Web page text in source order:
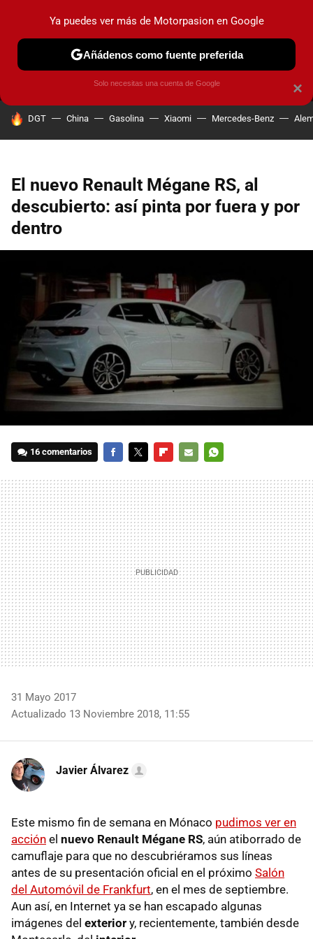
MENÚ NUEVO
COCHES ELÉCTRICOS OBSERVATORIO
HOY SE HABLA DE
DGT China Gasolina Xiaomi Mercedes-Benz
El nuevo Renault Mégane RS, al
descubierto: así pinta por fuera y por
dentro
16 comentarios
MAIL
31 Mayo 2017
Actualizado 13 Noviembre 2018, 11:55
Javier Álvarez
Este mismo fin de semana en Mónaco pudimos ver en
acción el nuevo Renault Mégane RS, aún atiborrado de
camuflaje para que no descubriéramos sus líneas
antes de su presentación oficial en el próximo Salón
del Automóvil de Frankfurt, en el mes de septiembre.
Aun así, en Internet ya se han escapado algunas
imágenes del exterior y, recientemente, también desde
×
Ya puedes ver más de Motorpasion en Google
Añádenos como fuente preferida
Solo necesitas una cuenta de Google